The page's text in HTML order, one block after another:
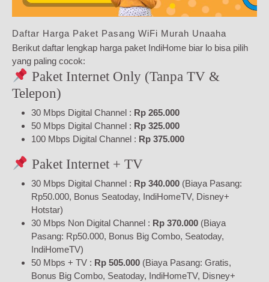
Daftar Harga Paket Pasang WiFi Murah Unaaha
Berikut daftar lengkap harga paket IndiHome biar lo bisa pilih
yang paling cocok:
Paket Internet Only (Tanpa TV &
Telepon)
30 Mbps Digital Channel : Rp 265.000
50 Mbps Digital Channel : Rp 325.000
100 Mbps Digital Channel : Rp 375.000
Paket Internet + TV
30 Mbps Digital Channel : Rp 340.000 (Biaya Pasang:
Rp50.000, Bonus Seatoday, IndiHomeTV, Disney+
Hotstar)
30 Mbps Non Digital Channel : Rp 370.000 (Biaya
Pasang: Rp50.000, Bonus Big Combo, Seatoday,
IndiHomeTV)
50 Mbps + TV : Rp 505.000 (Biaya Pasang: Gratis,
Bonus Big Combo, Seatoday, IndiHomeTV, Disney+